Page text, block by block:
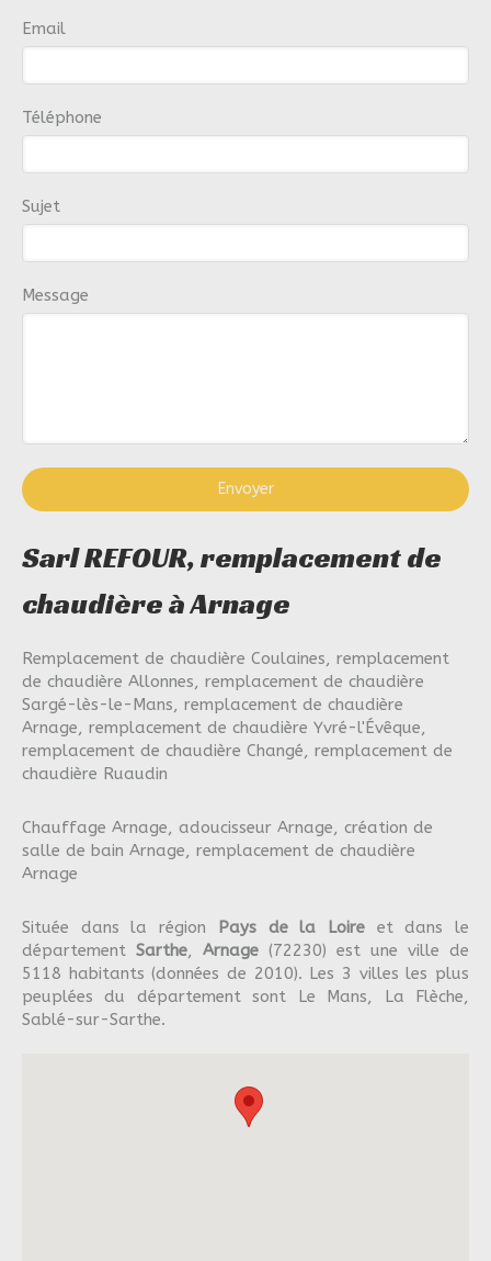
Email
Téléphone
Sujet
Message
Envoyer
Sarl REFOUR, remplacement de
chaudière à Arnage
Remplacement de chaudière Coulaines, remplacement
de chaudière Allonnes, remplacement de chaudière
Sargé-lès-le-Mans, remplacement de chaudière
Arnage, remplacement de chaudière Yvré-l'Évêque,
remplacement de chaudière Changé, remplacement de
chaudière Ruaudin
Chauffage Arnage, adoucisseur Arnage, création de
salle de bain Arnage, remplacement de chaudière
Arnage
Située dans la région Pays de la Loireet dans le
département Sarthe, Arnage (72230) est une ville de
5118 habitants (données de 2010). Les 3 villes les plus
peuplées du département sont Le Mans, La Flèche,
Sablé-sur-Sarthe.